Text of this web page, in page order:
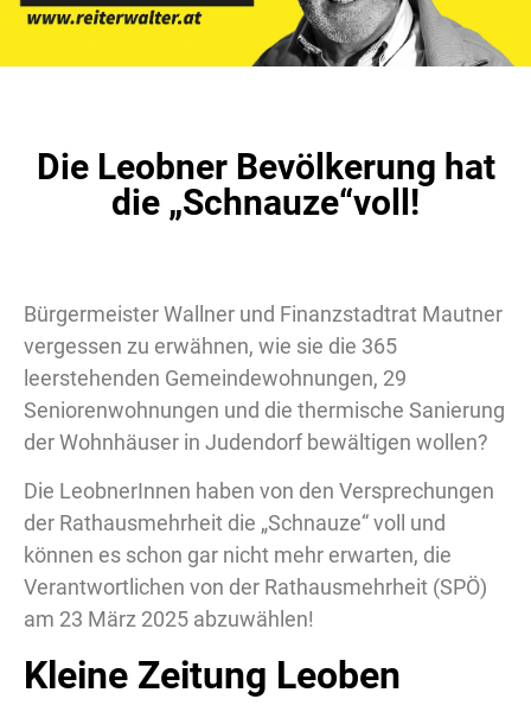
Die Leobner Bevölkerung hat
die „Schnauze“voll!
Bürgermeister Wallner und Finanzstadtrat Mautner
vergessen zu erwähnen, wie sie die 365
leerstehenden Gemeindewohnungen, 29
Seniorenwohnungen und die thermische Sanierung
der Wohnhäuser in Judendorf bewältigen wollen?
Die LeobnerInnen haben von den Versprechungen
der Rathausmehrheit die „Schnauze“ voll und
können es schon gar nicht mehr erwarten, die
Verantwortlichen von der Rathausmehrheit (SPÖ)
am 23 März 2025 abzuwählen!
Kleine Zeitung Leoben